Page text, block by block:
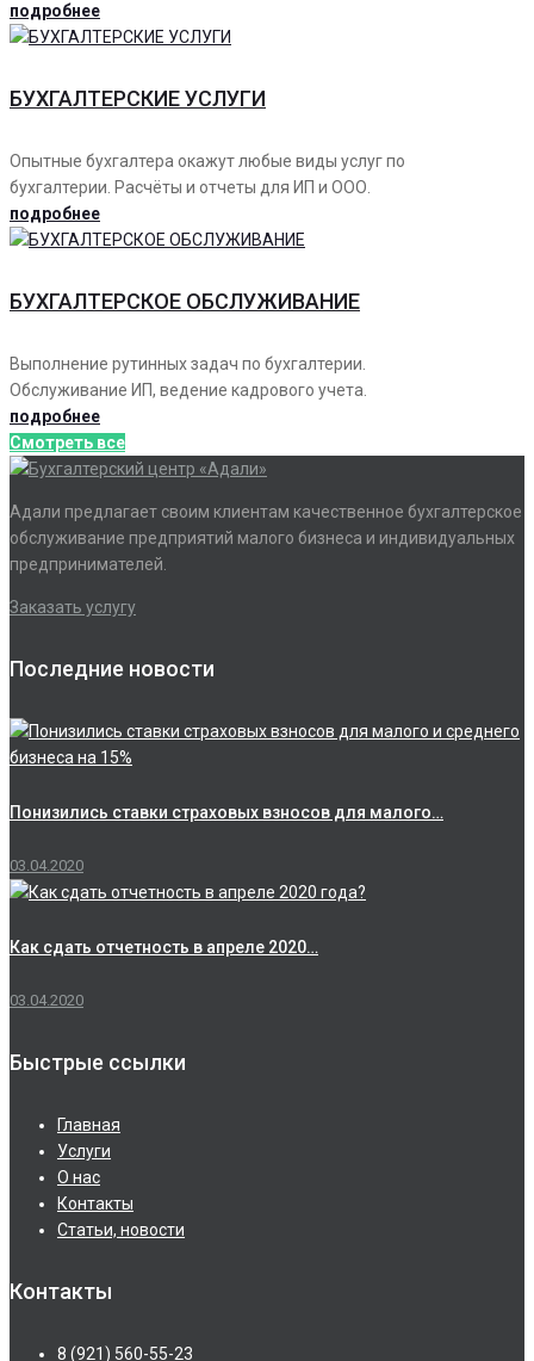
подробнее
БУХГАЛТЕРСКИЕ УСЛУГИ
Опытные бухгалтера окажут любые виды услуг по
бухгалтерии. Расчёты и отчеты для ИП и ООО.
подробнее
БУХГАЛТЕРСКОЕ ОБСЛУЖИВАНИЕ
Выполнение рутинных задач по бухгалтерии.
Обслуживание ИП, ведение кадрового учета.
подробнее
Смотреть все
Адали предлагает своим клиентам качественное бухгалтерское
обслуживание предприятий малого бизнеса и индивидуальных
предпринимателей.
Заказать услугу
Последние новости
Понизились ставки страховых взносов для малого…
03.04.2020
Как сдать отчетность в апреле 2020…
03.04.2020
Быстрые ссылки
Главная
Услуги
О нас
Контакты
Статьи, новости
Контакты
8 (921) 560-55-23